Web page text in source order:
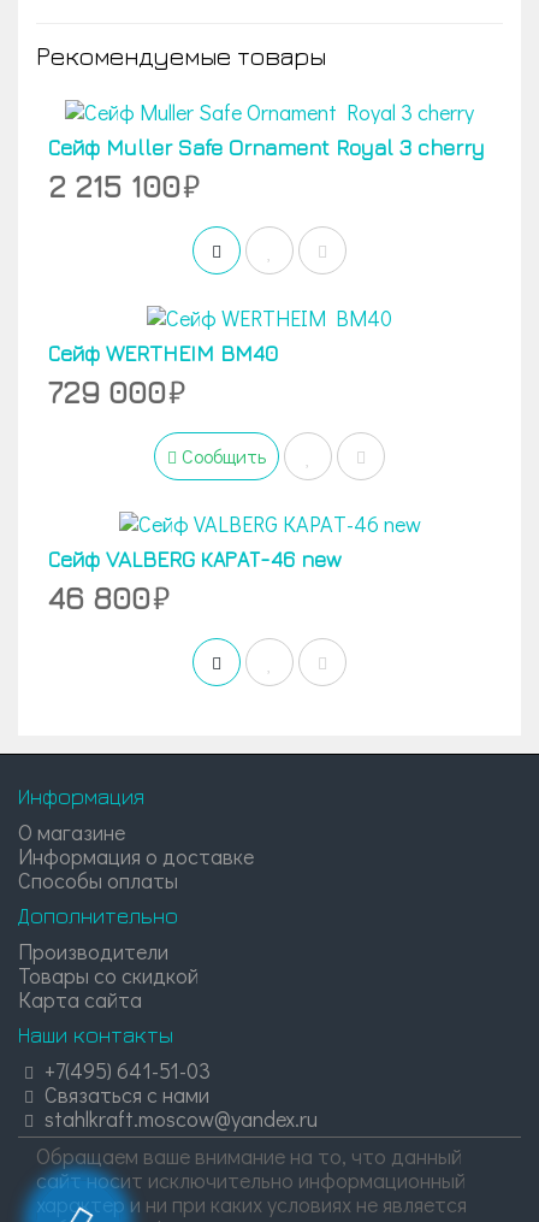
Рекомендуемые товары
Сейф Muller Safe Ornament Royal 3 cherry
2 215 100
Сейф WERTHEIM BM40
729 000
Сообщить
Сейф VALBERG КАРАТ-46 new
46 800
Информация
О магазине
Информация о доставке
Способы оплаты
Дополнительно
Производители
Товары со скидкой
Карта сайта
Наши контакты
+7(495) 641-51-03
Связаться с нами
stahlkraft.moscow@yandex.ru
Обращаем ваше внимание на то, что данный
сайт носит исключительно информационный
характер и ни при каких условиях не является